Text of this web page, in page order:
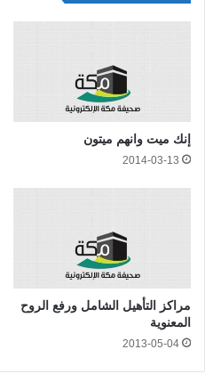
إنك ميت وانهم ميتون
2014-03-13
مراكز التأهيل الشامل ورفع الروح
المعنوية
2013-05-04